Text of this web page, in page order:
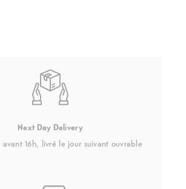
Next Day Delivery
16h, livré le jour suivant ouvrable